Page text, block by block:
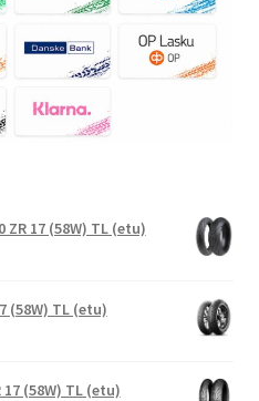
17 (58W) TL (etu)
(58W) TL (etu)
(58W) TL (etu)